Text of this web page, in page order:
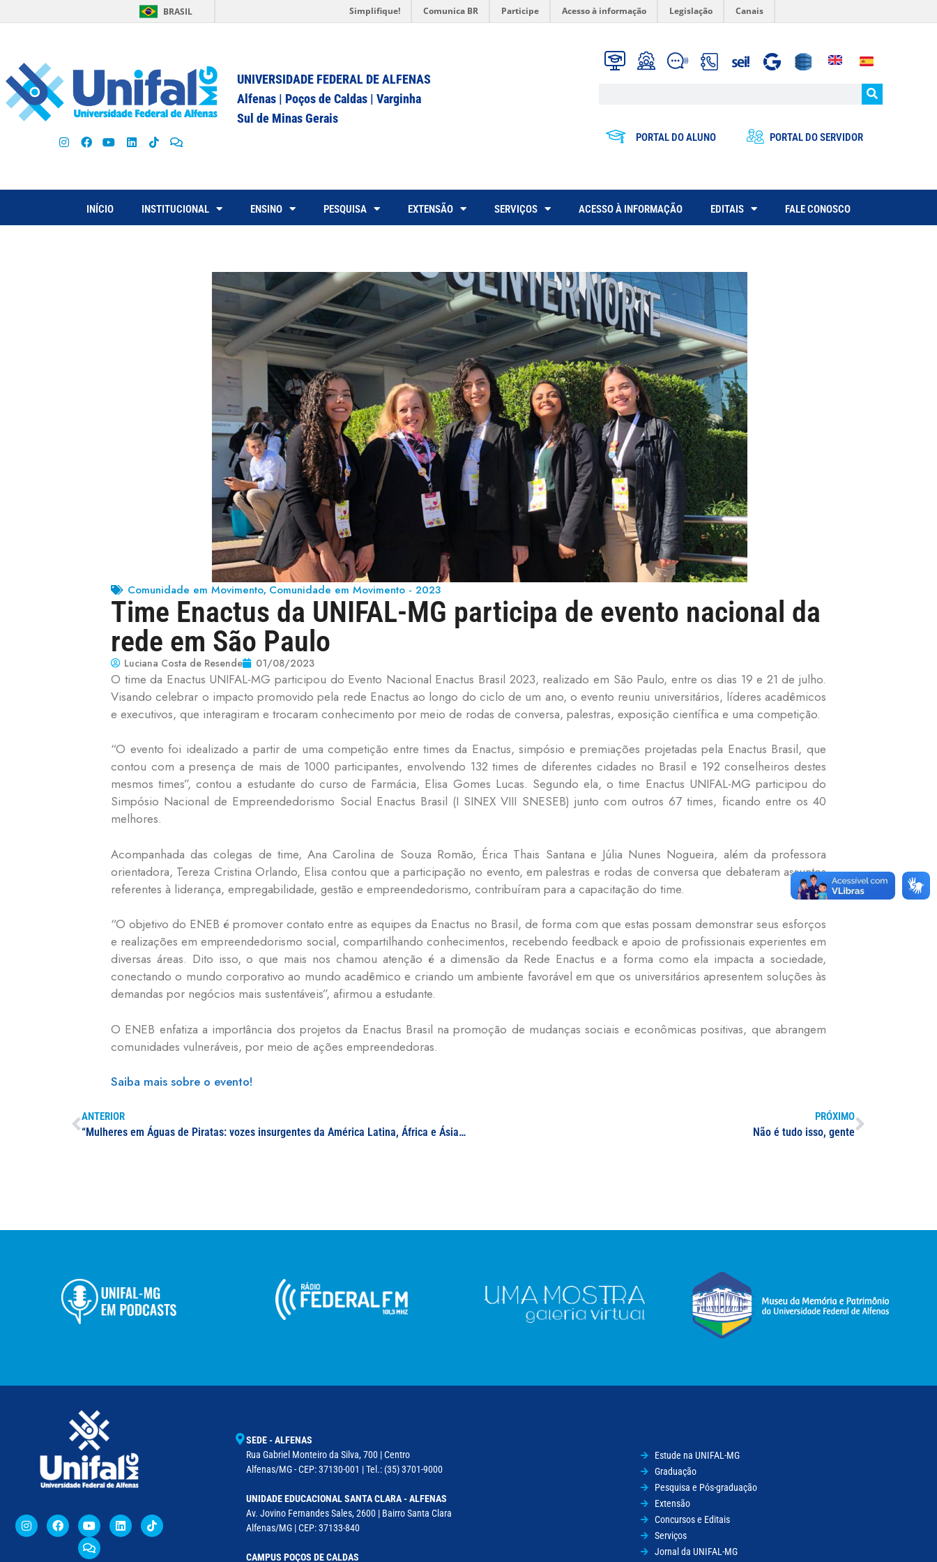
BRASIL Simplifique! Comunica BR Participe Acesso à informação Legislação Canais
UNIVERSIDADE FEDERAL DE ALFENAS
Alfenas | Poços de Caldas | Varginha
Sul de Minas Gerais
PORTAL DO ALUNO PORTAL DO SERVIDOR
INÍCIO INSTITUCIONAL ENSINO PESQUISA EXTENSÃO SERVIÇOS ACESSO À INFORMAÇÃO EDITAIS FALE CONOSCO
Comunidade em Movimento, Comunidade em Movimento - 2023
Time Enactus da UNIFAL-MG participa de evento nacional da
rede em São Paulo
Luciana Costa de Resende 01/08/2023
O time da Enactus UNIFAL-MG participou do Evento Nacional Enactus Brasil 2023, realizado em São Paulo, entre os dias 19 e 21 de julho.
Visando celebrar o impacto promovido pela rede Enactus ao longo do ciclo de um ano, o evento reuniu universitários, líderes acadêmicos
e executivos, que interagiram e trocaram conhecimento por meio de rodas de conversa, palestras, exposição científica e uma competição.
“O evento foi idealizado a partir de uma competição entre times da Enactus, simpósio e premiações projetadas pela Enactus Brasil, que
contou com a presença de mais de 1000 participantes, envolvendo 132 times de diferentes cidades no Brasil e 192 conselheiros destes
mesmos times”, contou a estudante do curso de Farmácia, Elisa Gomes Lucas. Segundo ela, o time Enactus UNIFAL-MG participou do
Simpósio Nacional de Empreendedorismo Social Enactus Brasil (I SINEX VIII SNESEB) junto com outros 67 times, ficando entre os 40
melhores.
Acompanhada das colegas de time, Ana Carolina de Souza Romão, Érica Thais Santana e Júlia Nunes Nogueira, além da professora
orientadora, Tereza Cristina Orlando, Elisa contou que a participação no evento, em palestras e rodas de conversa que debateram assuntos
referentes à liderança, empregabilidade, gestão e empreendedorismo, contribuíram para a capacitação do time.
“O objetivo do ENEB é promover contato entre as equipes da Enactus no Brasil, de forma com que estas possam demonstrar seus esforços
e realizações em empreendedorismo social, compartilhando conhecimentos, recebendo feedback e apoio de profissionais experientes em
diversas áreas. Dito isso, o que mais nos chamou atenção é a dimensão da Rede Enactus e a forma como ela impacta a sociedade,
conectando o mundo corporativo ao mundo acadêmico e criando um ambiente favorável em que os universitários apresentem soluções às
demandas por negócios mais sustentáveis”, afirmou a estudante.
O ENEB enfatiza a importância dos projetos da Enactus Brasil na promoção de mudanças sociais e econômicas positivas, que abrangem
comunidades vulneráveis, por meio de ações empreendedoras.
Saiba mais sobre o evento!
ANTERIOR
“Mulheres em Águas de Piratas: vozes insurgentes da América Latina, África e Ásia em luta contra o patriarcado” – Sílvia Ester Orrú
PRÓXIMO
Não é tudo isso, gente
SEDE - ALFENAS
Rua Gabriel Monteiro da Silva, 700 | Centro
Alfenas/MG - CEP: 37130-001 | Tel.: (35) 3701-9000
UNIDADE EDUCACIONAL SANTA CLARA - ALFENAS
Av. Jovino Fernandes Sales, 2600 | Bairro Santa Clara
Alfenas/MG | CEP: 37133-840
CAMPUS POÇOS DE CALDAS
Estude na UNIFAL-MG
Graduação
Pesquisa e Pós-graduação
Extensão
Concursos e Editais
Serviços
Jornal da UNIFAL-MG